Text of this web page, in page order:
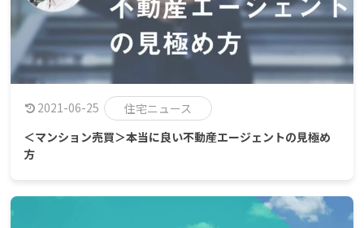
2021-06-25
住宅ニュース
＜マンション売買＞本当に良い不動産エージェントの見極め
方